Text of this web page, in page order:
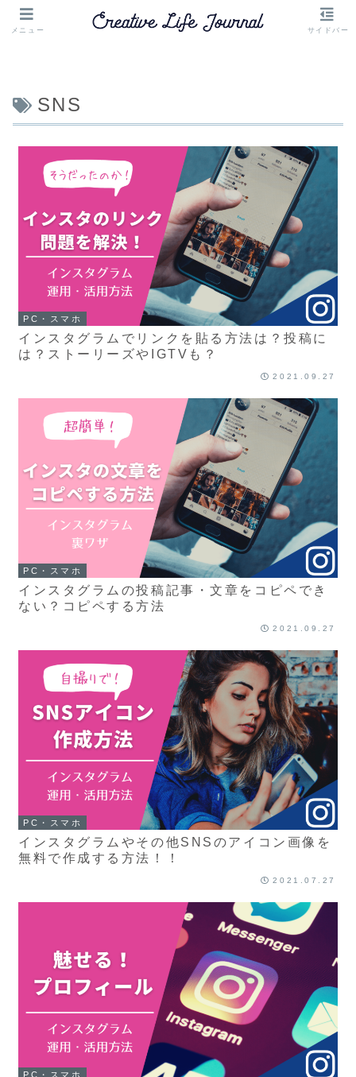
SNS
PC・スマホ
インスタグラムでリンクを貼る方法は？投稿に
は？ストーリーズやIGTVも？
2021.09.27
PC・スマホ
インスタグラムの投稿記事・文章をコピペでき
ない？コピペする方法
2021.09.27
PC・スマホ
インスタグラムやその他SNSのアイコン画像を
無料で作成する方法！！
2021.07.27
PC・スマホ
メニュー サイドバー